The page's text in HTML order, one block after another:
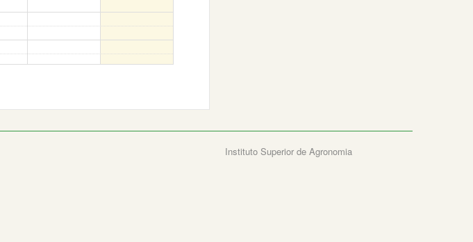
Instituto Superior de Agronomia